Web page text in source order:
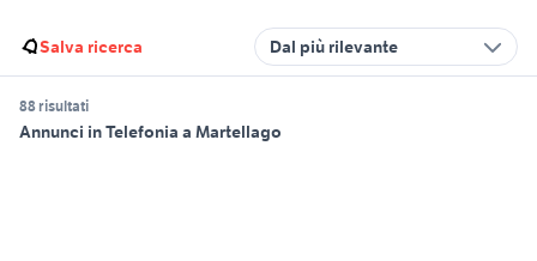
Salva ricerca Dal più rilevante
88 risultati
Annunci in Telefonia a Martellago